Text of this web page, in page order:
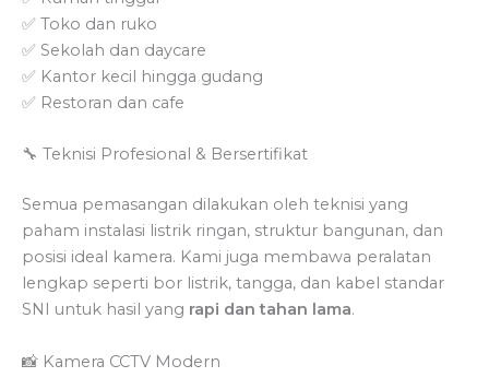
✅ Toko dan ruko
✅ Sekolah dan daycare
✅ Kantor kecil hingga gudang
✅ Restoran dan cafe
🔧 Teknisi Profesional & Bersertifikat
Semua pemasangan dilakukan oleh teknisi yang
paham instalasi listrik ringan, struktur bangunan, dan
posisi ideal kamera. Kami juga membawa peralatan
lengkap seperti bor listrik, tangga, dan kabel standar
SNI untuk hasil yang rapi dan tahan lama.
📸 Kamera CCTV Modern